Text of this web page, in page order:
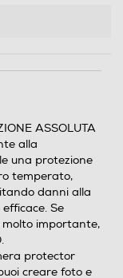
ASSOLUTA
alla
una protezione
temperato,
danni alla
Se
importante,
protector
creare foto e